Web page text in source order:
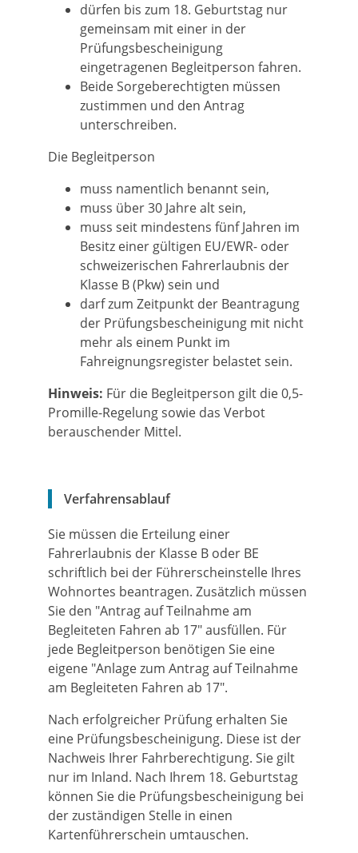
dürfen bis zum 18. Geburtstag nur
gemeinsam mit einer in der
Prüfungsbescheinigung
eingetragenen Begleitperson fahren.
Beide Sorgeberechtigten müssen
zustimmen und den Antrag
unterschreiben.
Die Begleitperson
muss namentlich benannt sein,
muss über 30 Jahre alt sein,
muss seit mindestens fünf Jahren im
Besitz einer gültigen EU/EWR- oder
schweizerischen Fahrerlaubnis der
Klasse B (Pkw) sein und
darf zum Zeitpunkt der Beantragung
der Prüfungsbescheinigung mit nicht
mehr als einem Punkt im
Fahreignungsregister belastet sein.
Hinweis: Für die Begleitperson gilt die 0,5-
Promille-Regelung sowie das Verbot
berauschender Mittel.
Verfahrensablauf
Sie müssen die Erteilung einer
Fahrerlaubnis der Klasse B oder BE
schriftlich bei der Führerscheinstelle Ihres
Wohnortes beantragen. Zusätzlich müssen
Sie den "Antrag auf Teilnahme am
Begleiteten Fahren ab 17" ausfüllen. Für
jede Begleitperson benötigen Sie eine
eigene "Anlage zum Antrag auf Teilnahme
am Begleiteten Fahren ab 17".
Nach erfolgreicher Prüfung erhalten Sie
eine Prüfungsbescheinigung. Diese ist der
Nachweis Ihrer Fahrberechtigung. Sie gilt
nur im Inland. Nach Ihrem 18. Geburtstag
können Sie die Prüfungsbescheinigung bei
der zuständigen Stelle in einen
Kartenführerschein umtauschen.